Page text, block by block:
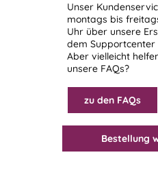
Unser
montags bis
Uhr über unsere
dem Supportcenter
Aber vielleicht
unsere FAQs?
zu den FAQs
Bestellung